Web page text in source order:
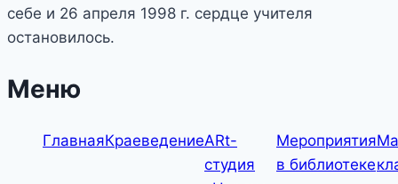
себе и 26 апреля 1998 г. сердце учителя
остановилось.
Меню
ГлавнаяКраеведениеARt-
студия
Мероприятия
в библиотеке